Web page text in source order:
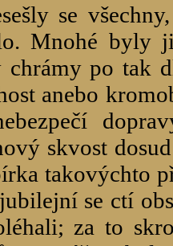
se
Mnohé byly
chrámy po tak
anebo
skvost
takovýchto
se ctí
za to